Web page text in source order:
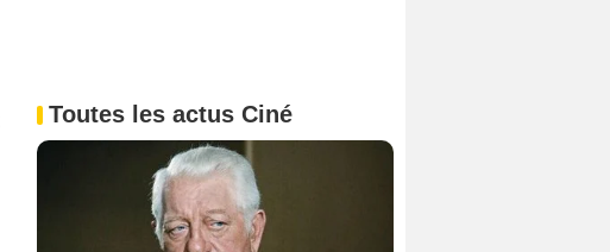
Toutes les actus Ciné